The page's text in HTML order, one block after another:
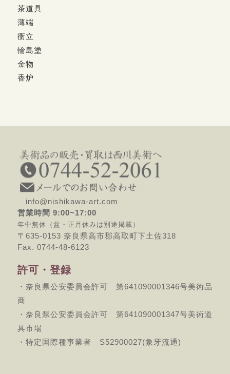
茶道具
薄端
衝立
輪島塗
金物
香炉
info@nishikawa-art.com
営業時間 9:00~17:00
年中無休（盆・正月休みは別途掲載）
〒635-0153 奈良県高市郡高取町下土佐318
Fax. 0744-48-6123
許可・登録
・奈良県公安委員会許可 第641090001346号美術品
商
・奈良県公安委員会許可 第641090001347号美術道
具市場
・特定国際種事業者 S52900027(象牙流通)